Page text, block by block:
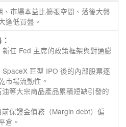
市場本益比擴張空間、落後大盤
逢低買盤。
新任 Fed 主席的政策框架與對通膨
SpaceX 巨型 IPO 後的內部股票逐
市場流動性。
油等大宗商品產品累積短缺引發的
前保證金債務（Margin debt）偏
倉。